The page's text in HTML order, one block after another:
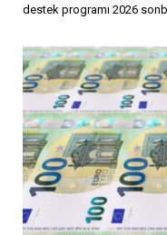
destek programı 2026